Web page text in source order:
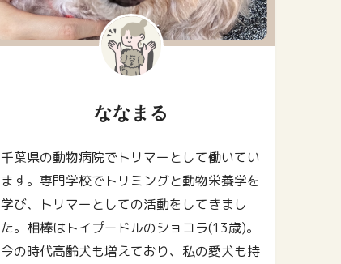
ななまる
千葉県の動物病院でトリマーとして働いてい
ます。専門学校でトリミングと動物栄養学を
学び、トリマーとしての活動をしてきまし
た。相棒はトイプードルのショコラ(13歳)。
今の時代高齢犬も増えており、私の愛犬も持